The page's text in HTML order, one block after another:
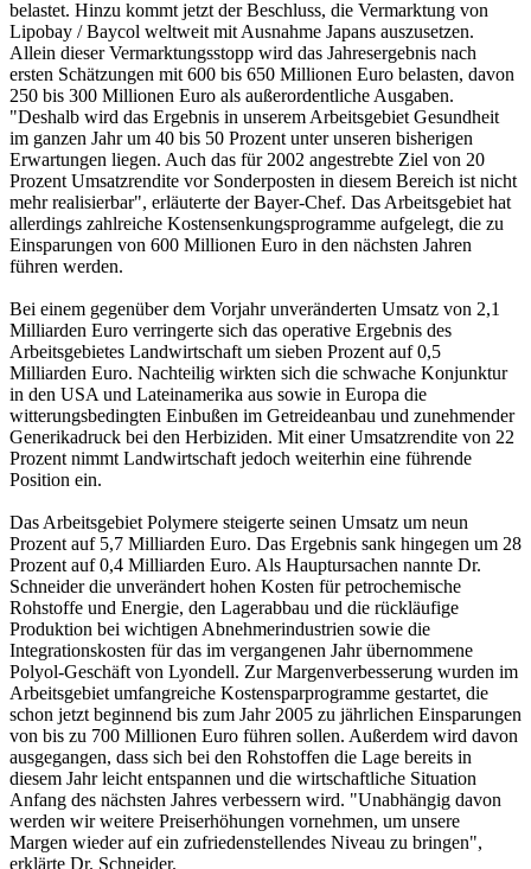
belastet. Hinzu kommt jetzt der Beschluss, die Vermarktung von
Lipobay / Baycol weltweit mit Ausnahme Japans auszusetzen.
Allein dieser Vermarktungsstopp wird das Jahresergebnis nach
ersten Schätzungen mit 600 bis 650 Millionen Euro belasten, davon
250 bis 300 Millionen Euro als außerordentliche Ausgaben.
"Deshalb wird das Ergebnis in unserem Arbeitsgebiet Gesundheit
im ganzen Jahr um 40 bis 50 Prozent unter unseren bisherigen
Erwartungen liegen. Auch das für 2002 angestrebte Ziel von 20
Prozent Umsatzrendite vor Sonderposten in diesem Bereich ist nicht
mehr realisierbar", erläuterte der Bayer-Chef. Das Arbeitsgebiet hat
allerdings zahlreiche Kostensenkungsprogramme aufgelegt, die zu
Einsparungen von 600 Millionen Euro in den nächsten Jahren
führen werden.
Bei einem gegenüber dem Vorjahr unveränderten Umsatz von 2,1
Milliarden Euro verringerte sich das operative Ergebnis des
Arbeitsgebietes Landwirtschaft um sieben Prozent auf 0,5
Milliarden Euro. Nachteilig wirkten sich die schwache Konjunktur
in den USA und Lateinamerika aus sowie in Europa die
witterungsbedingten Einbußen im Getreideanbau und zunehmender
Generikadruck bei den Herbiziden. Mit einer Umsatzrendite von 22
Prozent nimmt Landwirtschaft jedoch weiterhin eine führende
Position ein.
Das Arbeitsgebiet Polymere steigerte seinen Umsatz um neun
Prozent auf 5,7 Milliarden Euro. Das Ergebnis sank hingegen um 28
Prozent auf 0,4 Milliarden Euro. Als Hauptursachen nannte Dr.
Schneider die unverändert hohen Kosten für petrochemische
Rohstoffe und Energie, den Lagerabbau und die rückläufige
Produktion bei wichtigen Abnehmerindustrien sowie die
Integrationskosten für das im vergangenen Jahr übernommene
Polyol-Geschäft von Lyondell. Zur Margenverbesserung wurden im
Arbeitsgebiet umfangreiche Kostensparprogramme gestartet, die
schon jetzt beginnend bis zum Jahr 2005 zu jährlichen Einsparungen
von bis zu 700 Millionen Euro führen sollen. Außerdem wird davon
ausgegangen, dass sich bei den Rohstoffen die Lage bereits in
diesem Jahr leicht entspannen und die wirtschaftliche Situation
Anfang des nächsten Jahres verbessern wird. "Unabhängig davon
werden wir weitere Preiserhöhungen vornehmen, um unsere
Margen wieder auf ein zufriedenstellendes Niveau zu bringen",
erklärte Dr. Schneider.